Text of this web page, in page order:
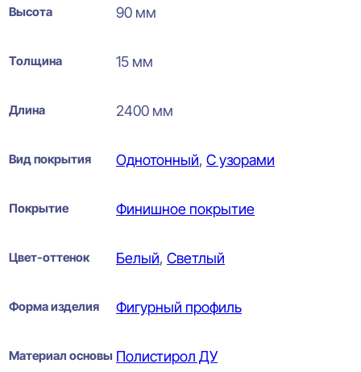
Высота 90 мм
Толщина 15 мм
Длина 2400 мм
Вид покрытия Однотонный, С узорами
Покрытие Финишное покрытие
Цвет-оттенок Белый, Светлый
Форма изделия Фигурный профиль
Материал основы Полистирол ДУ